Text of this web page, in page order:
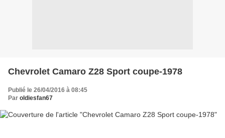
Chevrolet Camaro Z28 Sport coupe-1978
Publié le 26/04/2016 à 08:45
Par oldiesfan67